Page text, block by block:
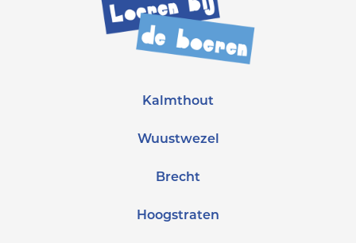
Kalmthout
Wuustwezel
Brecht
Hoogstraten